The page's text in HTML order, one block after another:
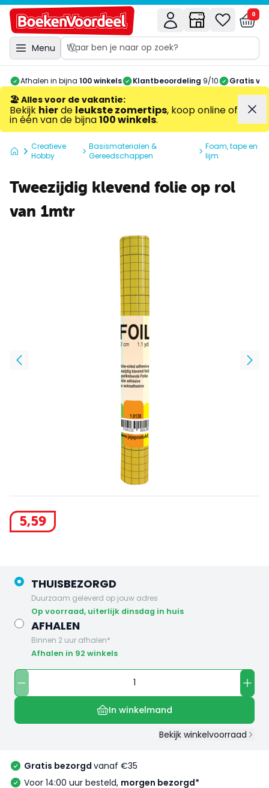
Menu
0
Afhalen in bijna 100 winkels Klantbeoordeling 9/10 Gratis
🏖️ Alles voor de vakantie:
Bekijk hierde leukste zomertips, koop online of
in één van de bijna100 winkels.
Creatieve
Hobby
Basismaterialen &
Gereedschappen
Foam, tape en
lijm
Tweezijdig klevend folie op rol
van 1mtr
5,59
THUISBEZORGD
Duurzaam geleverd op jouw adres
op voorraad, uiterlijk dinsdag in huis
AFHALEN
Binnen 2 uur afhalen*
Afhalen in 92 winkels
In winkelmand
Bekijk winkelvoorraad
Gratis bezorgd vanaf €35
Voor 14:00 uur besteld, morgen bezorgd*